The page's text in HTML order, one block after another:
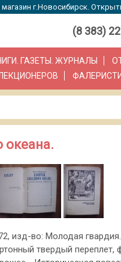
г.Новосибирск.
(8 383)
ГАЗЕТЫ. ЖУРНАЛЫ
океана.
изд-во: Молодая
твердый переплет,